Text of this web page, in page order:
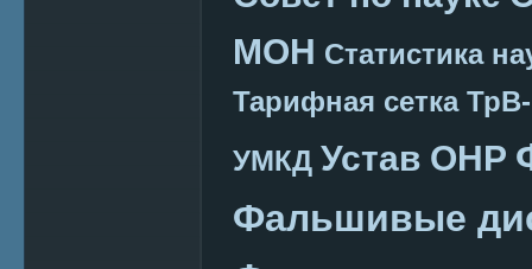
МОН Статистика
Тарифная сетка
УМКД Устав ОНР
Фальшивые